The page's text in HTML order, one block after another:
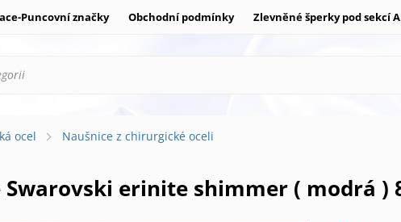
Puncovní značky Obchodní podmínky Zlevněné šperky pod sekcí
ocel Naušnice z chirurgické oceli
Swarovski erinite shimmer ( modrá )